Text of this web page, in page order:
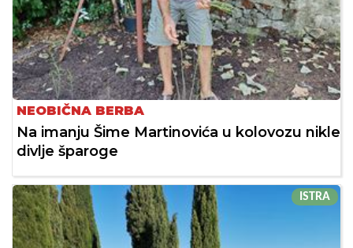
NEOBIČNA BERBA
Na imanju Šime Martinovića u kolovozu nikle
divlje šparoge
ISTRA